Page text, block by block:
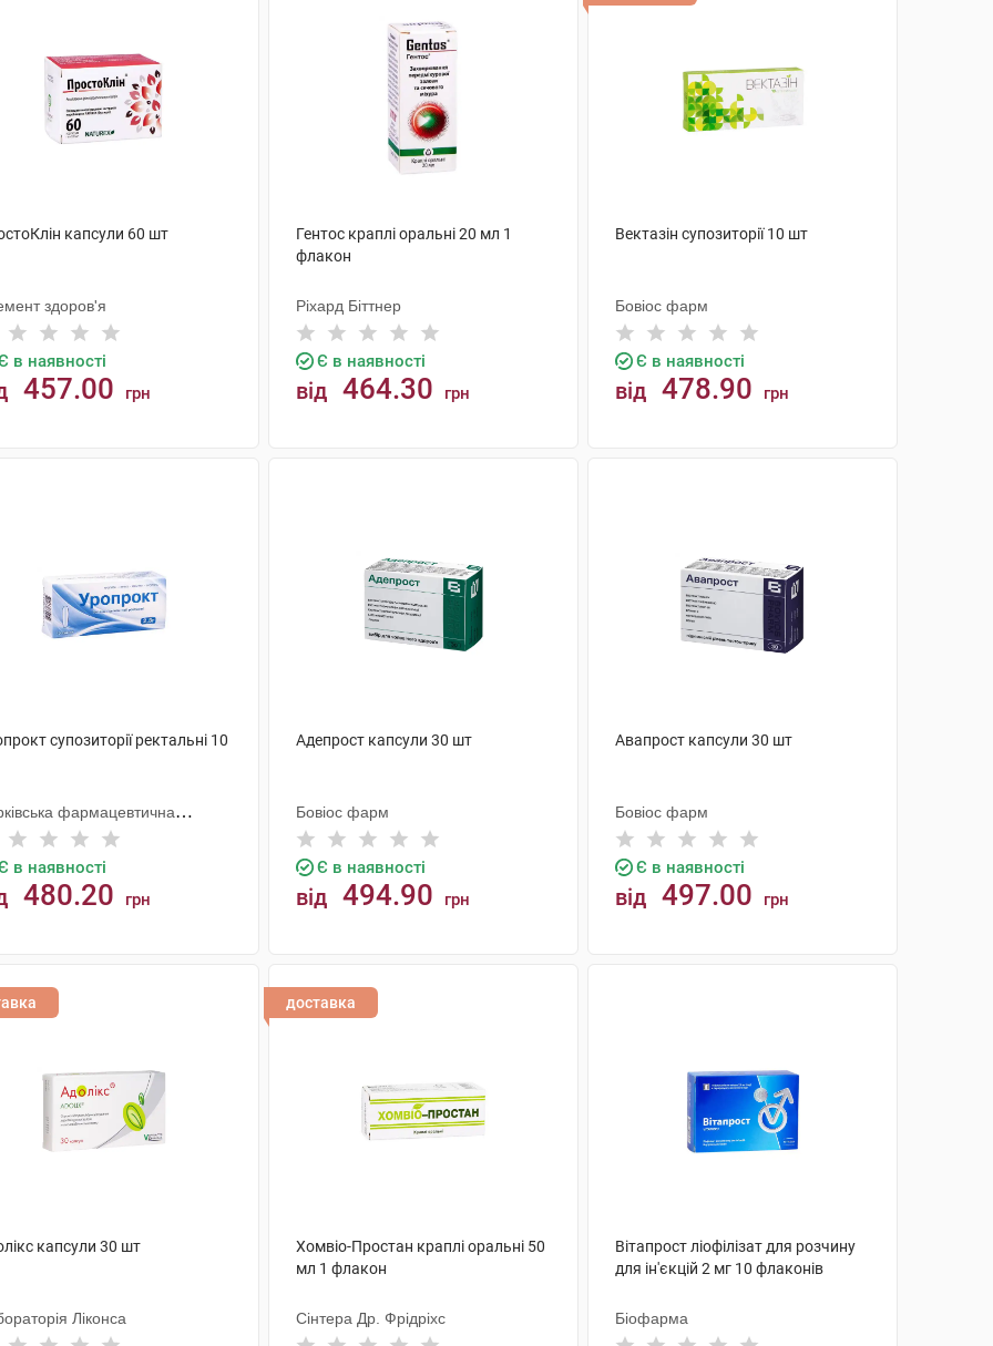
капсули 60 шт
здоров'я
в наявності
457.00 грн
Гентос краплі оральні 20 мл 1
флакон
Ріхард Біттнер
Є в наявності
від 464.30 грн
Вектазін супозиторії 10 шт
Бовіос фарм
Є в наявності
від 478.90 грн
супозиторії ректальні 10
фармацевтична
в наявності
480.20 грн
Адепрост капсули 30 шт
Бовіос фарм
Є в наявності
від 494.90 грн
Авапрост капсули 30 шт
Бовіос фарм
Є в наявності
від 497.00 грн
капсули 30 шт
Ліконса
доставка
Хомвіо-Простан краплі оральні 50
мл 1 флакон
Сінтера Др. Фрідріхс
Вітапрост ліофілізат для розчину
для ін'єкцій 2 мг 10 флаконів
Біофарма